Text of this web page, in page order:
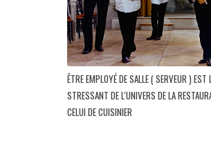
ÊTRE EMPLOYÉ DE SALLE ( SERVEUR ) EST
STRESSANT DE L'UNIVERS DE LA
CELUI DE CUISINIER